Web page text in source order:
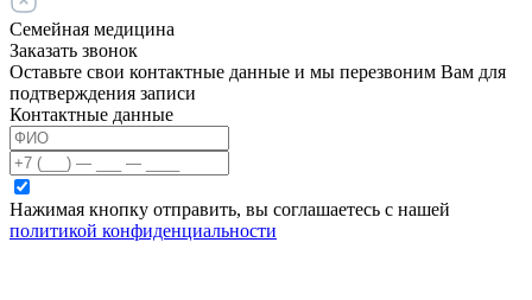
Семейная медицина
Заказать звонок
Оставьте свои контактные данные и мы перезвоним Вам для
подтверждения записи
Контактные данные
Нажимая кнопку отправить, вы соглашаетесь с нашей
политикой конфиденциальности